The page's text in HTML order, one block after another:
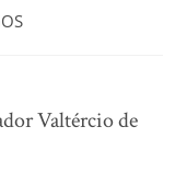
Valtércio de